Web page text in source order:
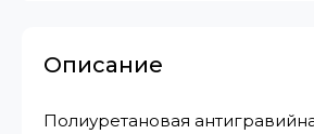
Описание
Полиуретановая